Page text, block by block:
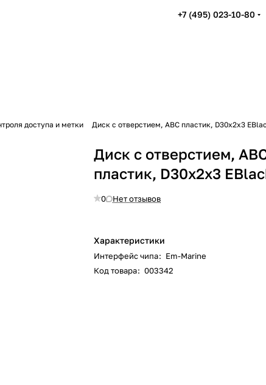
+7 (495) 023-10-80
доступа и метки Диск с отверстием, АВС пластик, D30x2x3
Диск с отверстием,
пластик, D30x2x3
0 Нет отзывов
Характеристики
Интерфейс чипа: Em-Marine
Код товара: 003342